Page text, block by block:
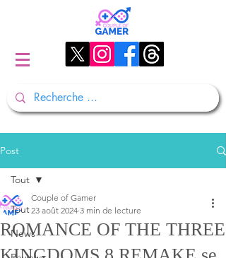
Post
Tout
News
Tout
ROMANCE OF THE THREE
Couple of Gamer
23 août 2024 3 min de lecture